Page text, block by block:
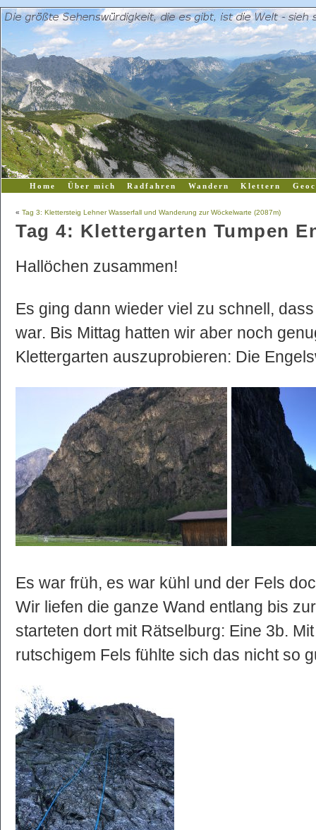
Home Über mich Radfahren Wandern Klettern
« Tag 3: Klettersteig Lehner Wasserfall und Wanderung zur Wöckelwarte (2087m)
Tag 4: Klettergarten Tumpen
Hallöchen zusammen!
Es ging dann wieder viel zu schnell,
war. Bis Mittag hatten wir aber noch
Klettergarten auszuprobieren: Die
Es war früh, es war kühl und der Fels
Wir liefen die ganze Wand entlang bis
starteten dort mit Rätselburg: Eine 3b.
rutschigem Fels fühlte sich das nicht so